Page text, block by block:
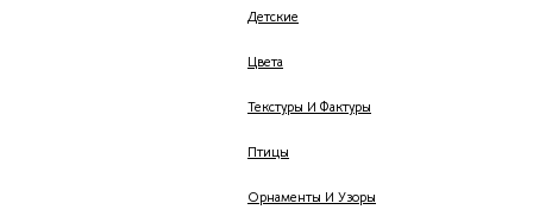
Детские
Цвета
Текстуры И Фактуры
Птицы
Орнаменты И Узоры